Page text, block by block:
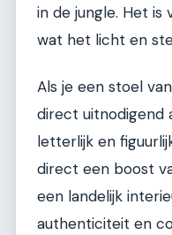
in de jungle. Het is
wat het licht en
Als je een stoel
direct uitnodigend
letterlijk en
direct een boost
een landelijk
authenticiteit en